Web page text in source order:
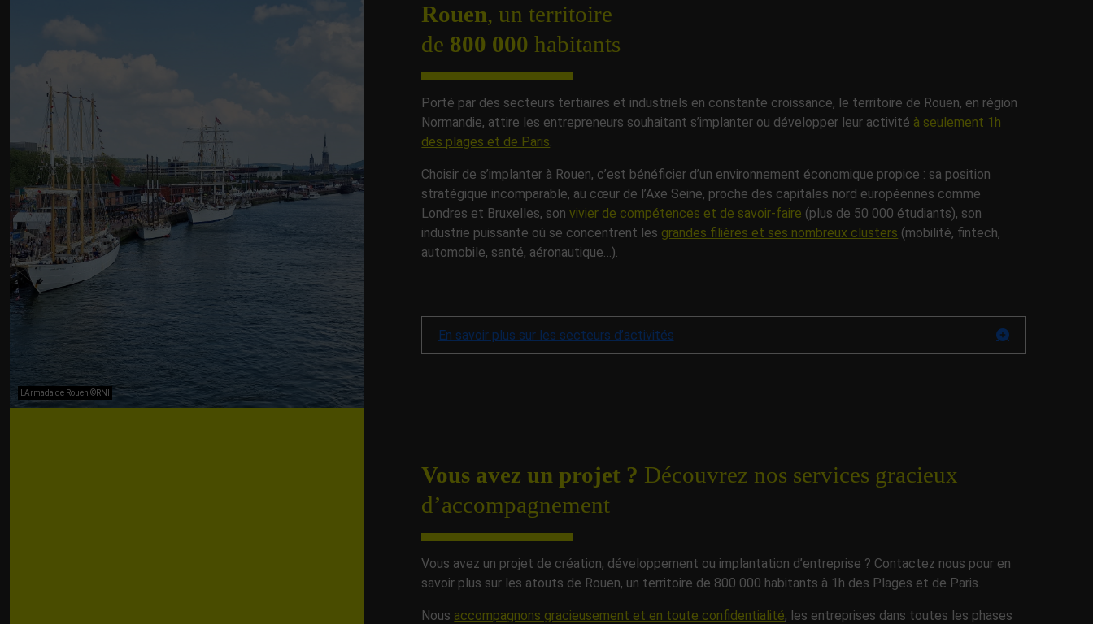
L'Armada de Rouen ©RNI
Rouen, un territoire
de 800 000 habitants
Porté par des secteurs tertiaires et industriels en constante croissance, le territoire de Rouen, en région
Normandie, attire les entrepreneurs souhaitant s’implanter ou développer leur activité à seulement 1h
des plages et de Paris.
Choisir de s’implanter à Rouen, c’est bénéficier d’un environnement économique propice : sa position
stratégique incomparable, au cœur de l’Axe Seine, proche des capitales nord européennes comme
Londres et Bruxelles, sonvivier de compétences et de savoir-faire (plus de 50 000 étudiants), son
industrie puissante où se concentrent les grandes filières et ses nombreux clusters (mobilité, fintech,
automobile, santé, aéronautique…).
En savoir plus sur les secteurs d’activités
Vous avez un projet ? Découvrez nos services gracieux
d’accompagnement
Vous avez un projet de création, développement ou implantation d’entreprise ? Contactez nous pour en
savoir plus sur les atouts de Rouen, un territoire de 800 000 habitants à 1h des Plages et de Paris.
Nous accompagnons gracieusement et en toute confidentialité, les entreprises dans toutes les phases